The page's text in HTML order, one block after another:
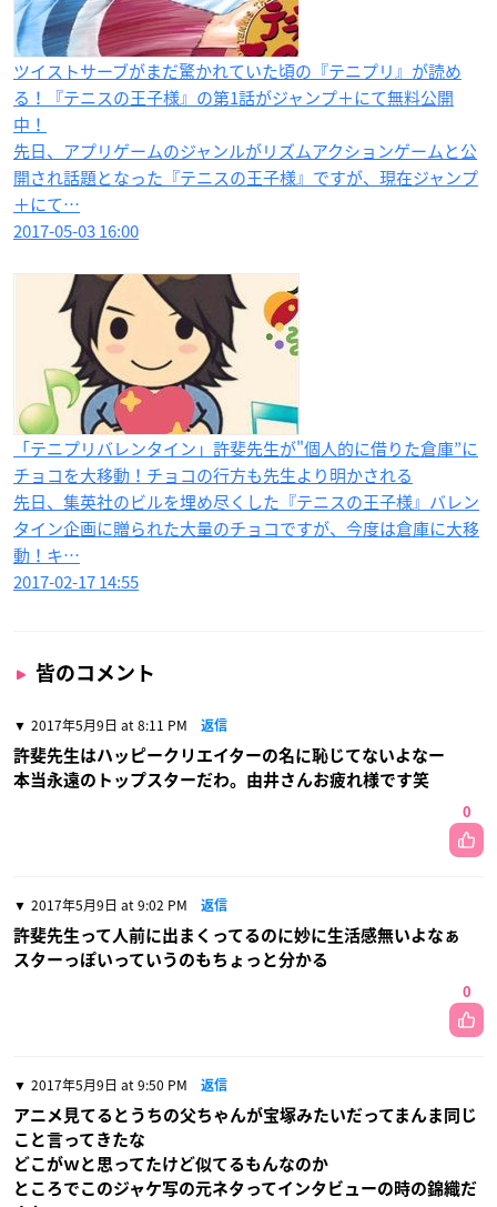
ツイストサーブがまだ驚かれていた頃の『テニプリ』が読め
る！『テニスの王子様』の第1話がジャンプ＋にて無料公開
中！
先日、アプリゲームのジャンルがリズムアクションゲームと公
開され話題となった『テニスの王子様』ですが、現在ジャンプ
＋にて…
2017-05-03 16:00
「テニプリバレンタイン」許斐先生が"個人的に借りた倉庫”に
チョコを大移動！チョコの行方も先生より明かされる
先日、集英社のビルを埋め尽くした『テニスの王子様』バレン
タイン企画に贈られた大量のチョコですが、今度は倉庫に大移
動！キ…
2017-02-17 14:55
皆のコメント
2017年5月9日 at 8:11 PM 返信
許斐先生はハッピークリエイターの名に恥じてないよなー
本当永遠のトップスターだわ。由井さんお疲れ様です笑
0
2017年5月9日 at 9:02 PM 返信
許斐先生って人前に出まくってるのに妙に生活感無いよなぁ
スターっぽいっていうのもちょっと分かる
0
2017年5月9日 at 9:50 PM 返信
アニメ見てるとうちの父ちゃんが宝塚みたいだってまんま同じ
こと言ってきたな
どこがｗと思ってたけど似てるもんなのか
ところでこのジャケ写の元ネタってインタビューの時の錦織だ